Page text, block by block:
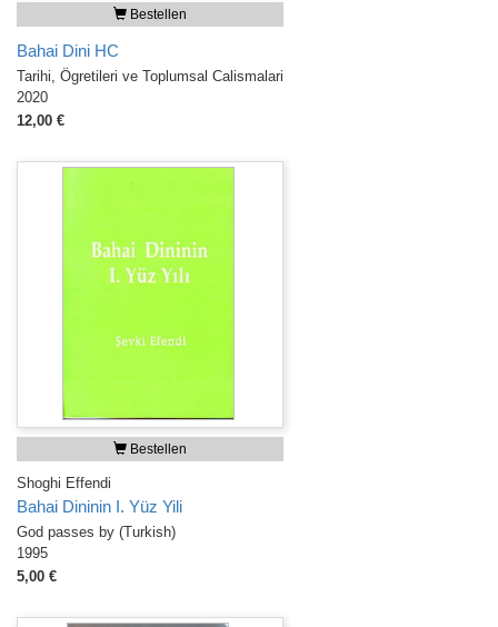
Bestellen
Bahai Dini HC
Tarihi, Ögretileri ve Toplumsal Calismalari
2020
12,00 €
Bestellen
Shoghi Effendi
Bahai Dininin I. Yüz Yili
God passes by (Turkish)
1995
5,00 €